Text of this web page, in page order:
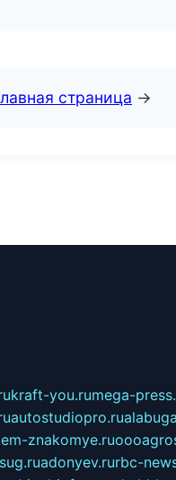
страница →
kraft-you.rumega-
autostudiopro.ru
znakomye.ru
adonyev.rurbc-